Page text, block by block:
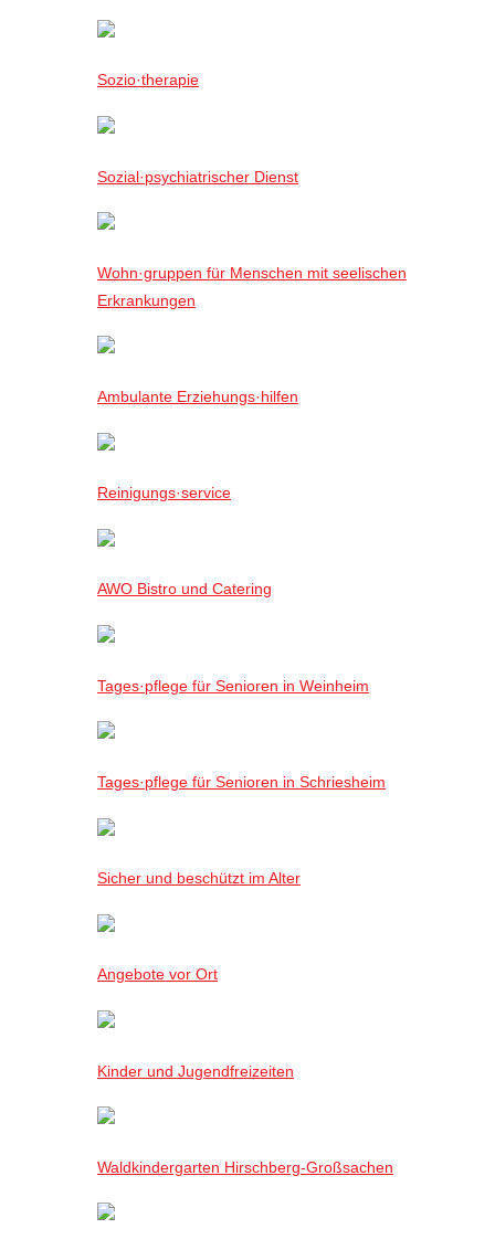
Sozio·therapie
Sozial·psychiatrischer Dienst
Wohn·gruppen für Menschen mit seelischen
Erkrankungen
Ambulante Erziehungs·hilfen
Reinigungs·service
AWO Bistro und Catering
Tages·pflege für Senioren in Weinheim
Tages·pflege für Senioren in Schriesheim
Sicher und beschützt im Alter
Angebote vor Ort
Kinder und Jugendfreizeiten
Waldkindergarten Hirschberg-Großsachen